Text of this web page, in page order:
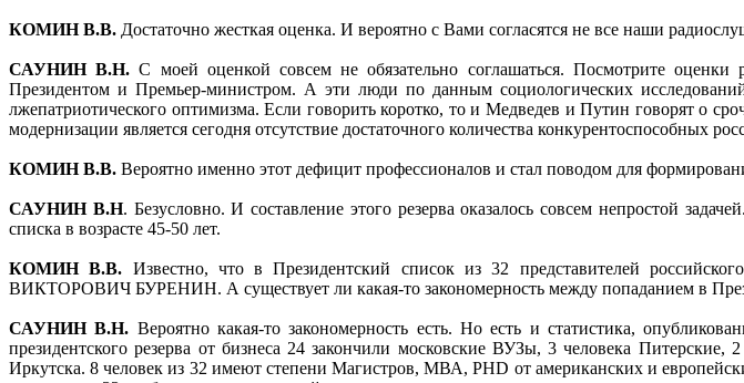
КОМИН В.В. Достаточно жесткая оценка. И вероятно с Вами согласятся не все наши
САУНИН В.Н. С моей оценкой совсем не обязательно соглашаться. Посмотрите
Президентом и Премьер-министром. А эти люди по данным социологических
лжепатриотического оптимизма. Если говорить коротко, то и Медведев и Путин говорят о
модернизации является сегодня отсутствие достаточного количества конкурентоспособных
КОМИН В.В. Вероятно именно этот дефицит профессионалов и стал поводом для
САУНИН В.Н. Безусловно. И составление этого резерва оказалось совсем непростой
списка в возрасте 45-50 лет.
КОМИН В.В. Известно, что в Президентский список из 32 представителей
ВИКТОРОВИЧ БУРЕНИН. А существует ли какая-то закономерность между попаданием в
САУНИН В.Н. Вероятно какая-то закономерность есть. Но есть и статистика,
президентского резерва от бизнеса 24 закончили московские ВУЗы, 3 человека
Иркутска. 8 человек из 32 имеют степени Магистров, МВА, PHD от американских и